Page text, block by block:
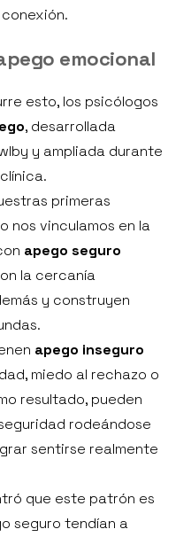
emocional
esto, los psicólogos
, desarrollada
y ampliada durante
primeras
nos vinculamos en la
apego seguro
la cercanía
y construyen
apego inseguro
miedo al rechazo o
resultado, pueden
rodeándose
sentirse realmente
que este patrón es
seguro tendían a